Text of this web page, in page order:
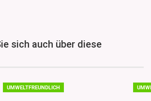
sich auch über diese
UMWELTFREUNDLICH